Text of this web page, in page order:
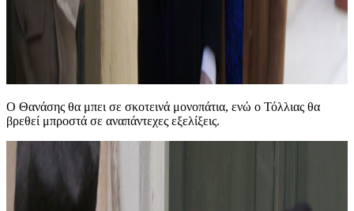
Ο Θανάσης θα μπει σε σκοτεινά μονοπάτια, ενώ ο Τόλλιας θα
βρεθεί μπροστά σε αναπάντεχες εξελίξεις.